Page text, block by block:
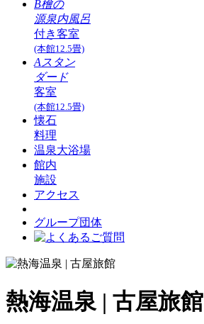
B檜の
源泉内風呂
付き客室
(本館12.5畳)
Aスタン
ダード
客室
(本館12.5畳)
懐石
料理
温泉大浴場
館内
施設
アクセス
グループ団体
熱海温泉 | 古屋旅館